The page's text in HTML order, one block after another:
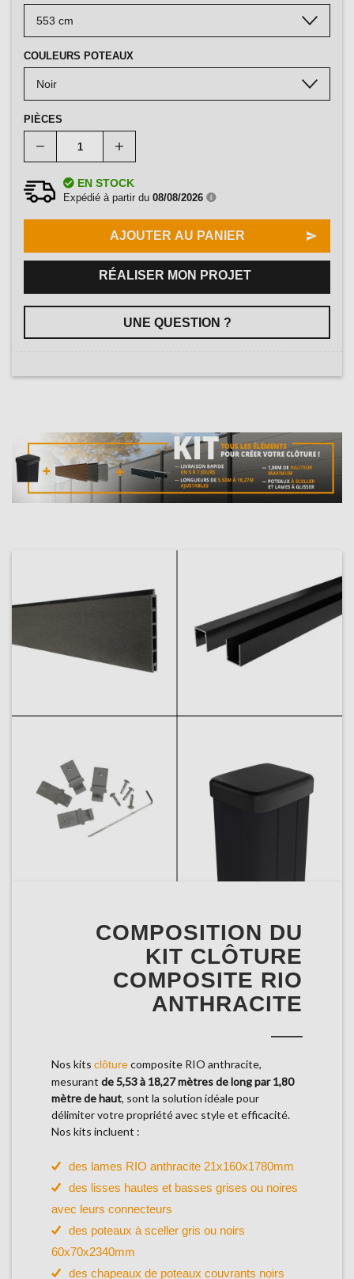
COULEURS POTEAUX
PIÈCES
EN STOCK
Expédié à partir du 08/08/2026
AJOUTER AU PANIER
RÉALISER MON PROJET
UNE QUESTION ?
COMPOSITION DU
KIT CLÔTURE
COMPOSITE RIO
ANTHRACITE
Nos kits clôturecomposite RIO anthracite,
mesurant de 5,53 à 18,27 mètres de long par 1,80
mètre de haut, sont la solution idéale pour
délimiter votre propriété avec style et efficacité.
Nos kits incluent :
des lames RIO anthracite 21x160x1780mm
des lisses hautes et basses grises ou noires
avec leurs connecteurs
des poteaux à sceller gris ou noirs
60x70x2340mm
des chapeaux de poteaux couvrants noirs